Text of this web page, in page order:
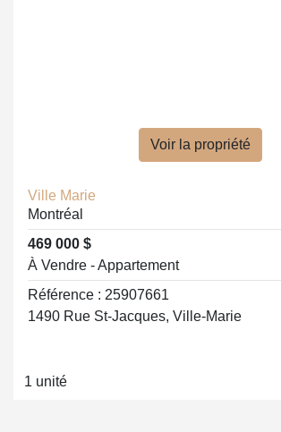
Voir la propriété
Ville Marie
Montréal
469 000 $
À Vendre - Appartement
Référence : 25907661
1490 Rue St-Jacques, Ville-Marie
1 unité